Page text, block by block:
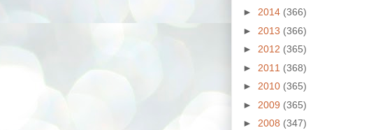
► 2014 (366)
► 2013 (366)
► 2012 (365)
► 2011 (368)
► 2010 (365)
► 2009 (365)
► 2008 (347)